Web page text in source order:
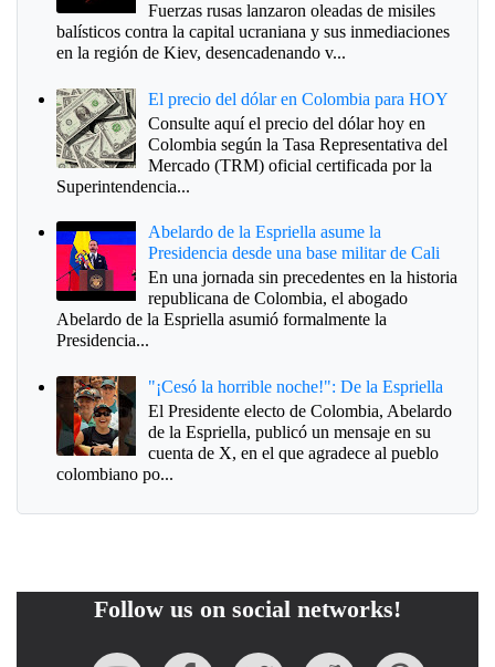
Fuerzas rusas lanzaron oleadas de misiles
balísticos contra la capital ucraniana y sus inmediaciones
en la región de Kiev, desencadenando v...
El precio del dólar en Colombia para HOY
Consulte aquí el precio del dólar hoy en
Colombia según la Tasa Representativa del
Mercado (TRM) oficial certificada por la
Superintendencia...
Abelardo de la Espriella asume la
Presidencia desde una base militar de Cali
En una jornada sin precedentes en la historia
republicana de Colombia, el abogado
Abelardo de la Espriella asumió formalmente la
Presidencia...
"¡Cesó la horrible noche!": De la Espriella
El Presidente electo de Colombia, Abelardo
de la Espriella, publicó un mensaje en su
cuenta de X, en el que agradece al pueblo
colombiano po...
Follow us on social networks!